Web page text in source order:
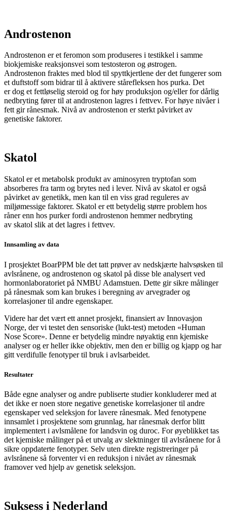
Androstenon
Androstenon er et feromon som produseres i testikkel i samme
biokjemiske reaksjonsvei som testosteron og østrogen.
Androstenon fraktes med blod til spyttkjertlene der det fungerer som
et duftstoff som bidrar til å aktivere stårefleksen hos purka. Det
er dog et fettløselig steroid og for høy produksjon og/eller for dårlig
nedbryting fører til at androstenon lagres i fettvev. For høye nivåer i
fett gir rånesmak. Nivå av androstenon er sterkt påvirket av
genetiske faktorer.
Skatol
Skatol er et metabolsk produkt av aminosyren tryptofan som
absorberes fra tarm og brytes ned i lever. Nivå av skatol er også
påvirket av genetikk, men kan til en viss grad reguleres av
miljømessige faktorer. Skatol er ett betydelig større problem hos
råner enn hos purker fordi androstenon hemmer nedbryting
av skatol slik at det lagres i fettvev.
Innsamling av data
I prosjektet BoarPPM ble det tatt prøver av nedskjærte halvsøsken til
avlsrånene, og androstenon og skatol på disse ble analysert ved
hormonlaboratoriet på NMBU Adamstuen. Dette gir sikre målinger
på rånesmak som kan brukes i beregning av arvegrader og
korrelasjoner til andre egenskaper.
Videre har det vært ett annet prosjekt, finansiert av Innovasjon
Norge, der vi testet den sensoriske (lukt-test) metoden «Human
Nose Score». Denne er betydelig mindre nøyaktig enn kjemiske
analyser og er heller ikke objektiv, men den er billig og kjapp og har
gitt verdifulle fenotyper til bruk i avlsarbeidet.
Resultater
Både egne analyser og andre publiserte studier konkluderer med at
det ikke er noen store negative genetiske korrelasjoner til andre
egenskaper ved seleksjon for lavere rånesmak. Med fenotypene
innsamlet i prosjektene som grunnlag, har rånesmak derfor blitt
implementert i avlsmålene for landsvin og duroc. For øyeblikket tas
det kjemiske målinger på et utvalg av slektninger til avlsrånene for å
sikre oppdaterte fenotyper. Selv uten direkte registreringer på
avlsrånene så forventer vi en reduksjon i nivået av rånesmak
framover ved hjelp av genetisk seleksjon.
Suksess i Nederland